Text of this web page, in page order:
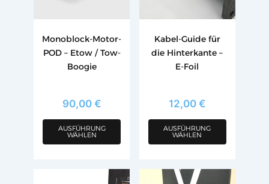
Monoblock-Motor-
POD – Etow / Tow-
Boogie
90,00 €
AUSFÜHRUNG
WÄHLEN
können
gewählt
werden
Kabel-Guide für
die Hinterkante –
E-Foil
12,00 €
AUSFÜHRUNG
WÄHLEN
Die
können
gewählt
werden
Dieses